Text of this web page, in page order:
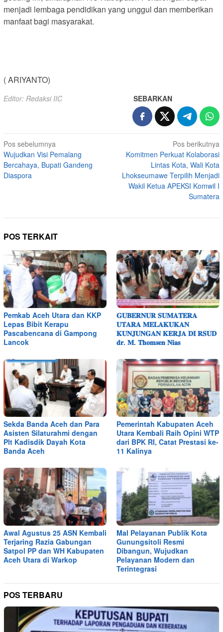
menjadi lembaga pendidikan yang unggul dan memberikan
manfaat bagi masyarakat.
( ARIYANTO)
Editor: Redaksi IIC SEBARKAN
Navigasi
pos
Pos sebelumnya
Wujudkan Visi Pemalang
Bercahaya, Bupati Gandeng
Diaspora
Pos berikutnya
Komitmen Perkuat Kolaborasi
Lintas Kota, Wali Kota
Lhokseumawe Terpilih Menjadi
Wakil Ketua APEKSI Komwil I
Sumatera
POS TERKAIT
Pemkab Aceh Utara dan KKP
Lepas Bibit Kerapu
Pascabencana di Gampong
Lancok
𝐆𝐔𝐁𝐄𝐑𝐍𝐔𝐑 𝐒𝐔𝐌𝐀𝐓𝐄𝐑𝐀
𝐔𝐓𝐀𝐑𝐀 𝐌𝐄𝐋𝐀𝐊𝐔𝐊𝐀𝐍
𝐊𝐔𝐍𝐉𝐔𝐍𝐆𝐀𝐍 𝐊𝐄𝐑𝐉𝐀 𝐃𝐈 𝐑𝐒𝐔𝐃
𝐝𝐫. 𝐌. 𝐓𝐡𝐨𝐦𝐬𝐞𝐧 𝐍𝐢𝐚𝐬
Sekda Banda Aceh dan Para
Asisten Silaturahmi dengan
Plt Kadisdik Dayah Kota
Banda Aceh
Pemerintah Kabupaten Aceh
Utara Kembali Raih Opini WTP
dari BPK RI, Catat Prestasi ke-
11 Kalinya
Awal Agustus 25 ASN Kembali
Terjaring Razia Gabungan
Satpol PP dan WH Kabupaten
Aceh Utara di Warkop
Mal Pelayanan Publik Kota
Gunungsitoli Resmi
Dibangun, Wujudkan
Pelayanan Modern dan
Terintegrasi
POS TERBARU